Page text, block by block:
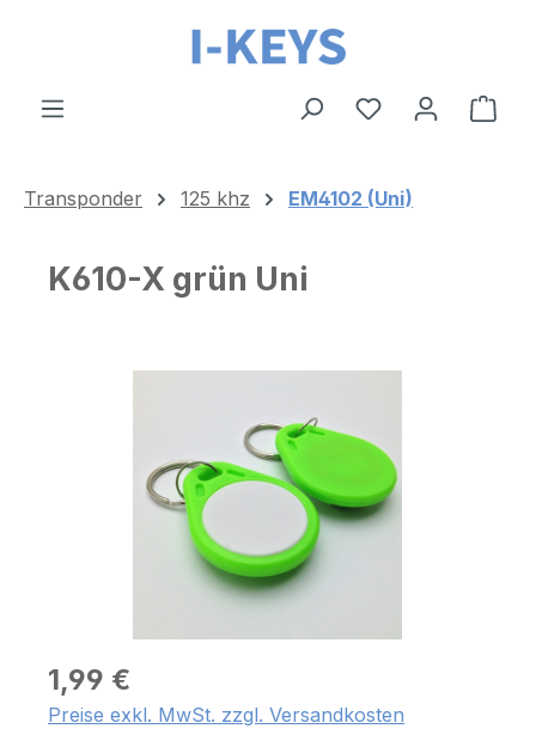
Zum Hauptinhalt springen
Transponder 125 khz EM4102 (Uni)
K610-X grün Uni
1,99 €
Preise exkl. MwSt. zzgl. Versandkosten